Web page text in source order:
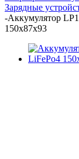
Зарядные
-Аккумулятор
150x87x93